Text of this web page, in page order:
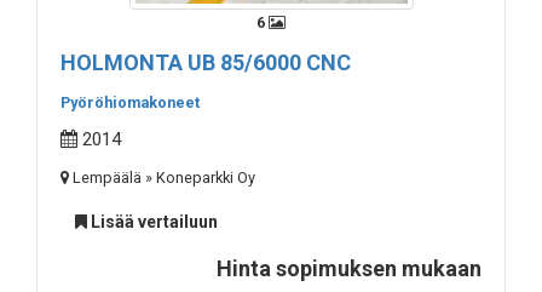
6
HOLMONTA UB 85/6000 CNC
Pyöröhiomakoneet
2014
Lempäälä » Koneparkki Oy
Lisää vertailuun
Hinta sopimuksen mukaan